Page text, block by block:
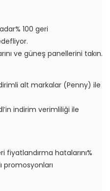
100 geri
ve güneş panellerini takın.
alt markalar (Penny) ile
indirim verimliliği ile
fiyatlandırma hatalarını%
promosyonları